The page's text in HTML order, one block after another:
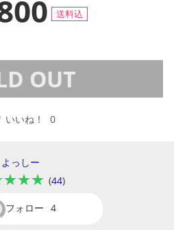
送料込
OUT
いいね！ 0
よっしー
(44)
フォロー 4